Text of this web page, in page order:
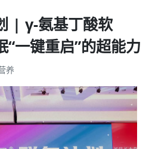
| γ-氨基丁酸软
“一键重启”的超能力
养